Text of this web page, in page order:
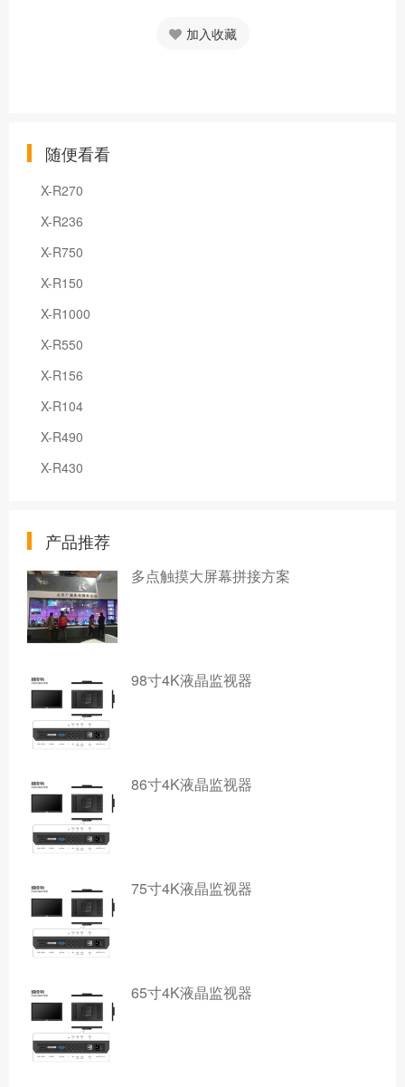
加入收藏
随便看看
X-R270
X-R236
X-R750
X-R150
X-R1000
X-R550
X-R156
X-R104
X-R490
X-R430
产品推荐
多点触摸大屏幕拼接方案
98寸4K液晶监视器
86寸4K液晶监视器
75寸4K液晶监视器
65寸4K液晶监视器